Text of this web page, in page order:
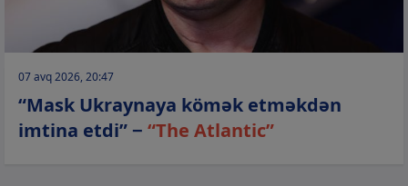
07 avq 2026, 20:47
“Mask Ukraynaya kömək etməkdən
imtina etdi” − “The Atlantic”